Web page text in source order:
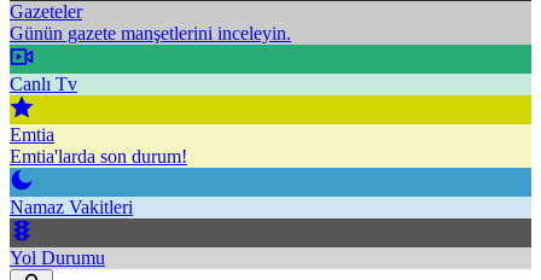
Gazeteler
Günün gazete manşetlerini inceleyin.
Canlı Tv
Emtia
Emtia'larda son durum!
Namaz Vakitleri
Yol Durumu